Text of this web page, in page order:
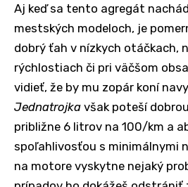
Aj keď sa tento agregát
mestských modeloch, je
dobrý ťah v nízkych otáčkach,
rýchlostiach či pri väčšom
vidieť, že by mu zopár koní
Jednatrojka však poteší
približne 6 litrov na 100/km a
spoľahlivosťou s minimálnymi
na motore vyskytne nejaký